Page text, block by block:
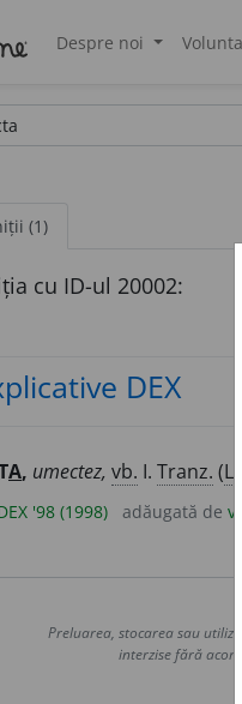
Despre noi
(1)
cu ID-ul 20002:
DEX
A, umectez, vb. I. Tranz. (
'98 (1998) adăugată de
Preluarea, stocarea sau
interzise fără